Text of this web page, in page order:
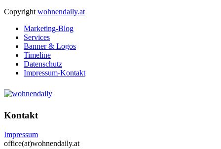
Copyright wohnendaily.at
Marketing-Blog
Services
Banner & Logos
Timeline
Datenschutz
Impressum-Kontakt
Kontakt
Impressum
office(at)wohnendaily.at